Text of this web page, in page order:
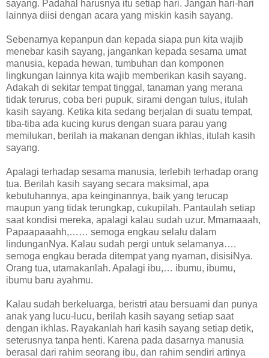
sayang. Padahal harusnya itu setiap hari. Jangan hari-hari
lainnya diisi dengan acara yang miskin kasih sayang.
Sebenarnya kepanpun dan kepada siapa pun kita wajib
menebar kasih sayang, jangankan kepada sesama umat
manusia, kepada hewan, tumbuhan dan komponen
lingkungan lainnya kita wajib memberikan kasih sayang.
Adakah di sekitar tempat tinggal, tanaman yang merana
tidak terurus, coba beri pupuk, sirami dengan tulus, itulah
kasih sayang. Ketika kita sedang berjalan di suatu tempat,
tiba-tiba ada kucing kurus dengan suara parau yang
memilukan, berilah ia makanan dengan ikhlas, itulah kasih
sayang.
Apalagi terhadap sesama manusia, terlebih terhadap orang
tua. Berilah kasih sayang secara maksimal, apa
kebutuhannya, apa keinginannya, baik yang terucap
maupun yang tidak terungkap, cukupilah. Pantaulah setiap
saat kondisi mereka, apalagi kalau sudah uzur. Mmamaaah,
Papaapaaahh,…… semoga engkau selalu dalam
lindunganNya. Kalau sudah pergi untuk selamanya….
semoga engkau berada ditempat yang nyaman, disisiNya.
Orang tua, utamakanlah. Apalagi ibu,… ibumu, ibumu,
ibumu baru ayahmu.
Kalau sudah berkeluarga, beristri atau bersuami dan punya
anak yang lucu-lucu, berilah kasih sayang setiap saat
dengan ikhlas. Rayakanlah hari kasih sayang setiap detik,
seterusnya tanpa henti. Karena pada dasarnya manusia
berasal dari rahim seorang ibu, dan rahim sendiri artinya